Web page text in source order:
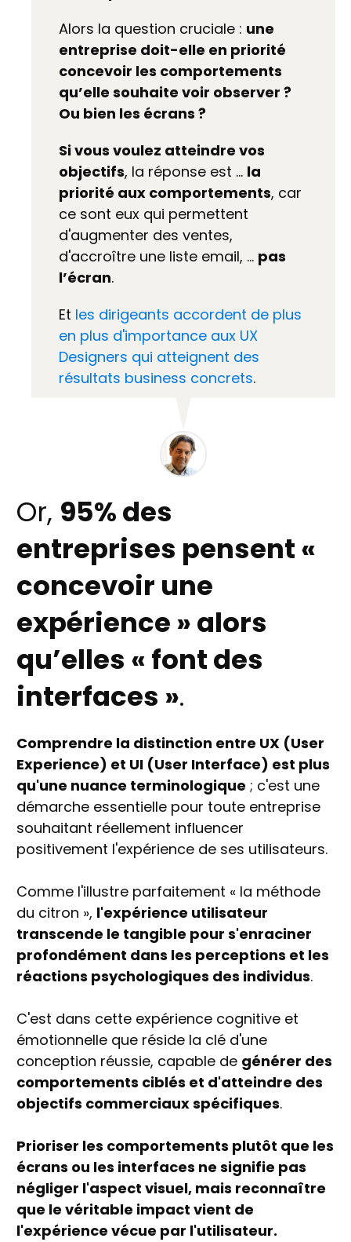
Alors la question cruciale : une
entreprise doit-elle en priorité
concevoir les comportements
qu’elle souhaite voir observer ?
Ou bien les écrans ?
Si vous voulez atteindre vos
objectifs, la réponse est … la
priorité aux comportements, car
ce sont eux qui permettent
d'augmenter des ventes,
d'accroître une liste email, … pas
l’écran.
Et les dirigeants accordent de plus
en plus d'importance aux UX
Designers qui atteignent des
résultats business concrets.
Or, 95% des
entreprises pensent «
concevoir une
expérience » alors
qu’elles « font des
interfaces ».
Comprendre la distinction entre UX (User
Experience) et UI (User Interface) est plus
qu'une nuance terminologique ; c'est une
démarche essentielle pour toute entreprise
souhaitant réellement influencer
positivement l'expérience de ses utilisateurs.
Comme l'illustre parfaitement « la méthode
du citron », l'expérience utilisateur
transcende le tangible pour s'enraciner
profondément dans les perceptions et les
réactions psychologiques des individus.
C'est dans cette expérience cognitive et
émotionnelle que réside la clé d'une
conception réussie, capable de générer des
comportements ciblés et d'atteindre des
objectifs commerciaux spécifiques.
Prioriser les comportements plutôt que les
écrans ou les interfaces ne signifie pas
négliger l'aspect visuel, mais reconnaître
que le véritable impact vient de
l'expérience vécue par l'utilisateur.